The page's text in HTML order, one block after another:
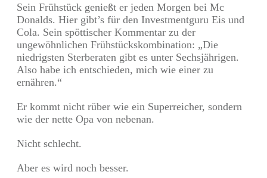
Sein Frühstück genießt er jeden Morgen bei Mc
Donalds. Hier gibt’s für den Investmentguru Eis und
Cola. Sein spöttischer Kommentar zu der
ungewöhnlichen Frühstückskombination: „Die
niedrigsten Sterberaten gibt es unter Sechsjährigen.
Also habe ich entschieden, mich wie einer zu
ernähren.“
Er kommt nicht rüber wie ein Superreicher, sondern
wie der nette Opa von nebenan.
Nicht schlecht.
Aber es wird noch besser.